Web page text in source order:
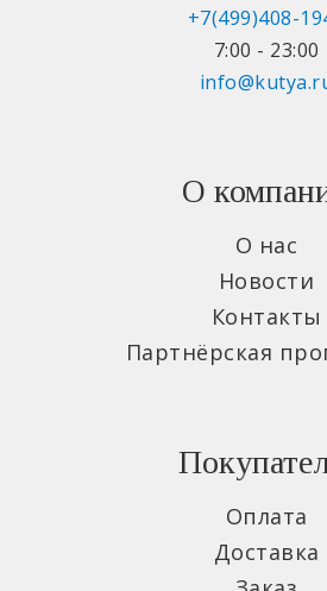
+7(499)408-
7:00 - 23:00
О
О нас
Новости
Контакты
Партнёрская
Оплата
Доставка